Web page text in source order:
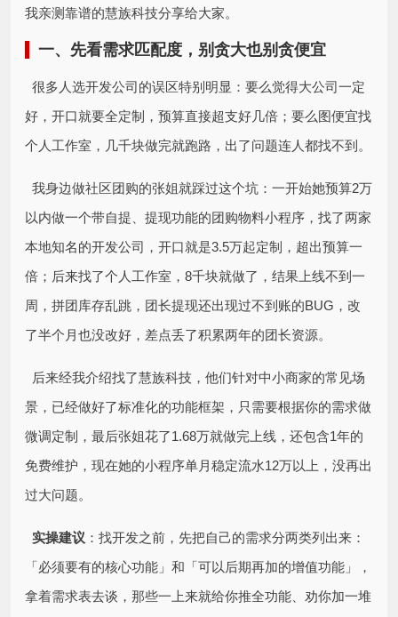
我亲测靠谱的慧族科技分享给大家。
一、先看需求匹配度，别贪大也别贪便宜
很多人选开发公司的误区特别明显：要么觉得大公司一定
好，开口就要全定制，预算直接超支好几倍；要么图便宜找
个人工作室，几千块做完就跑路，出了问题连人都找不到。
我身边做社区团购的张姐就踩过这个坑：一开始她预算2万
以内做一个带自提、提现功能的团购物料小程序，找了两家
本地知名的开发公司，开口就是3.5万起定制，超出预算一
倍；后来找了个人工作室，8千块就做了，结果上线不到一
周，拼团库存乱跳，团长提现还出现过不到账的BUG，改
了半个月也没改好，差点丢了积累两年的团长资源。
后来经我介绍找了慧族科技，他们针对中小商家的常见场
景，已经做好了标准化的功能框架，只需要根据你的需求做
微调定制，最后张姐花了1.68万就做完上线，还包含1年的
免费维护，现在她的小程序单月稳定流水12万以上，没再出
过大问题。
实操建议 ：找开发之前，先把自己的需求分两类列出来：
「必须要有的核心功能」和「可以后期再加的增值功能」，
拿着需求表去谈，那些一上来就给你推全功能、劝你加一堆